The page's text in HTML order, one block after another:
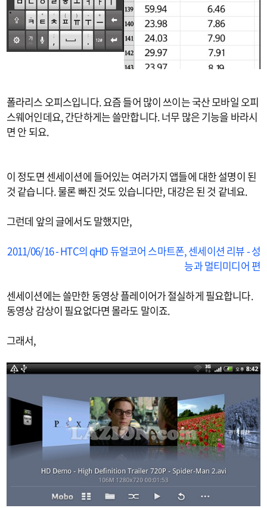
폴라리스 오피스입니다. 요즘 들어 많이 쓰이는 국산 모바일 오피
스웨어인데요, 간단하게는 쓸만합니다. 너무 많은 기능을 바라시
면 안 되요.
이 정도면 센세이션에 들어있는 여러가지 앱들에 대한 설명이 된
것 같습니다. 물론 빠진 것도 있습니다만, 대강은 된 것 같네요.
그런데 앞의 글에서도 말했지만,
2011/06/16 - HTC의 qHD 듀얼코어 스마트폰, 센세이션 리뷰 - 성
능과 멀티미디어 편
센세이션에는 쓸만한 동영상 플레이어가 절실하게 필요합니다.
동영상 감상이 필요없다면 몰라도 말이죠.
그래서,